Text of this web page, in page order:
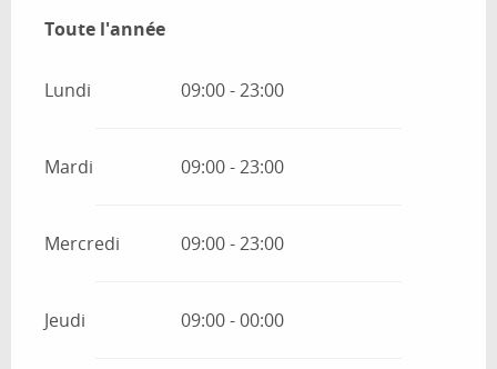
Toute l'année
Toute l'année
Lundi 09:00 - 23:00
Mardi 09:00 - 23:00
Mercredi 09:00 - 23:00
Jeudi 09:00 - 00:00